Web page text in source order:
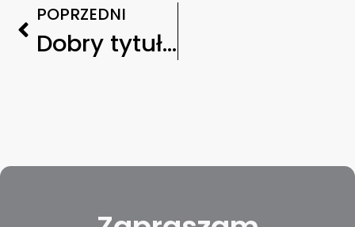
POPRZEDNI
Dobry tytuł świetnej treści